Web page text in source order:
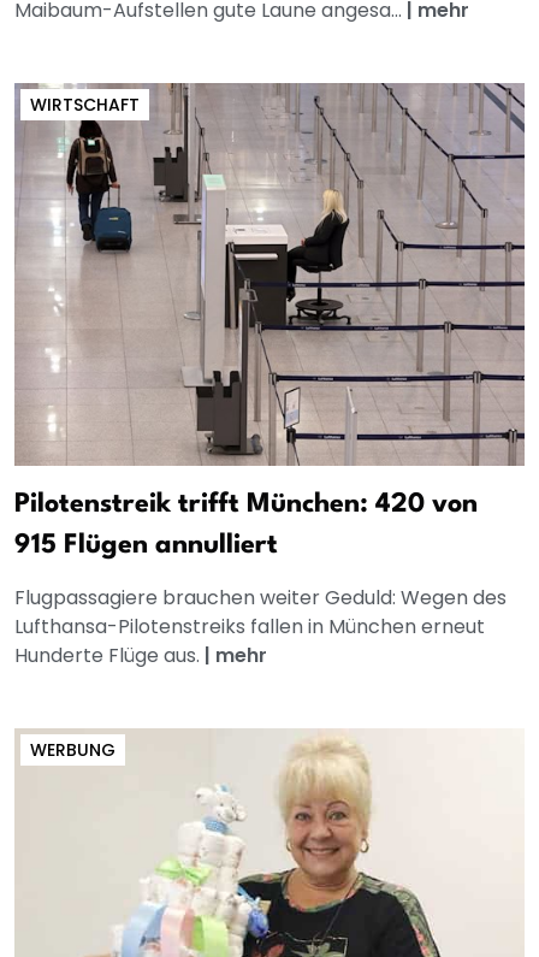
Maibaum-Aufstellen gute Laune angesa... | mehr
WIRTSCHAFT
Pilotenstreik trifft München: 420 von
915 Flügen annulliert
Flugpassagiere brauchen weiter Geduld: Wegen des
Lufthansa-Pilotenstreiks fallen in München erneut
Hunderte Flüge aus. | mehr
WERBUNG